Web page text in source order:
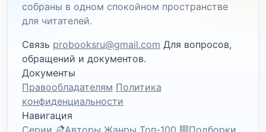
собраны в одном спокойном пространстве
для читателей.
Связь probooksru@gmail.com Для вопросов,
обращений и документов.
Документы
Правообладателям Политика
конфиденциальности
Навигация